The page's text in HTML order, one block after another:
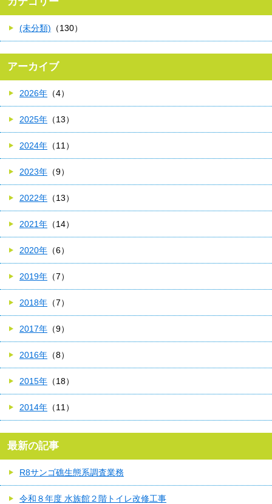
(未分類) （130）
アーカイブ
2026年 （4）
2025年 （13）
2024年 （11）
2023年 （9）
2022年 （13）
2021年 （14）
2020年 （6）
2019年 （7）
2018年 （7）
2017年 （9）
2016年 （8）
2015年 （18）
2014年 （11）
最新の記事
R8サンゴ礁生態系調査業務
令和８年度 水族館２階トイレ改修工事